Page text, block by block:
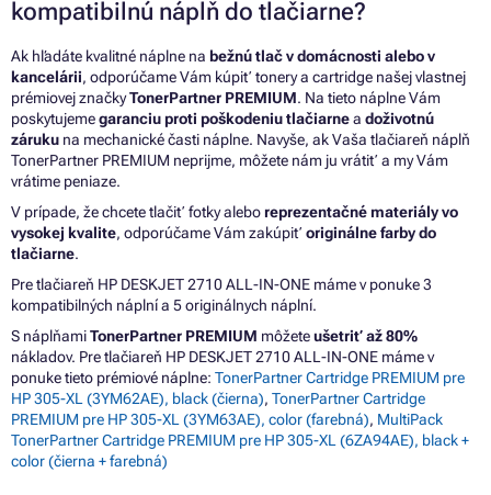
kompatibilnú náplň do tlačiarne?
Ak hľadáte kvalitné náplne na bežnú tlač v domácnosti alebo v
kancelárii, odporúčame Vám kúpiť tonery a cartridge našej vlastnej
prémiovej značkyTonerPartner PREMIUM. Na tieto náplne Vám
poskytujemegaranciu proti poškodeniu tlačiarnea doživotnú
záruku na mechanické časti náplne. Navyše, ak Vaša tlačiareň náplň
TonerPartner PREMIUM neprijme, môžete nám ju vrátiť a my Vám
vrátime peniaze.
V prípade, že chcete tlačiť fotky aleboreprezentačné materiály vo
vysokej kvalite, odporúčame Vám zakúpiť originálne farby do
tlačiarne.
Pre tlačiareň HP DESKJET 2710 ALL-IN-ONE máme v ponuke 3
kompatibilných náplní a 5 originálnych náplní.
S náplňamiTonerPartner PREMIUM môžeteušetriť až 80%
nákladov. Pre tlačiareň HP DESKJET 2710 ALL-IN-ONE máme v
ponuke tieto prémiové náplne: TonerPartner Cartridge PREMIUM pre
HP 305-XL (3YM62AE), black (čierna), TonerPartner Cartridge
PREMIUM pre HP 305-XL (3YM63AE), color (farebná), MultiPack
TonerPartner Cartridge PREMIUM pre HP 305-XL (6ZA94AE), black +
color (čierna + farebná)